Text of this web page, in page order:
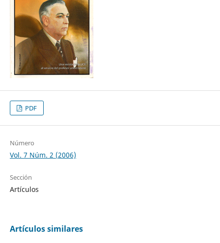
PDF
Número
Vol. 7 Núm. 2 (2006)
Sección
Artículos
Artículos similares